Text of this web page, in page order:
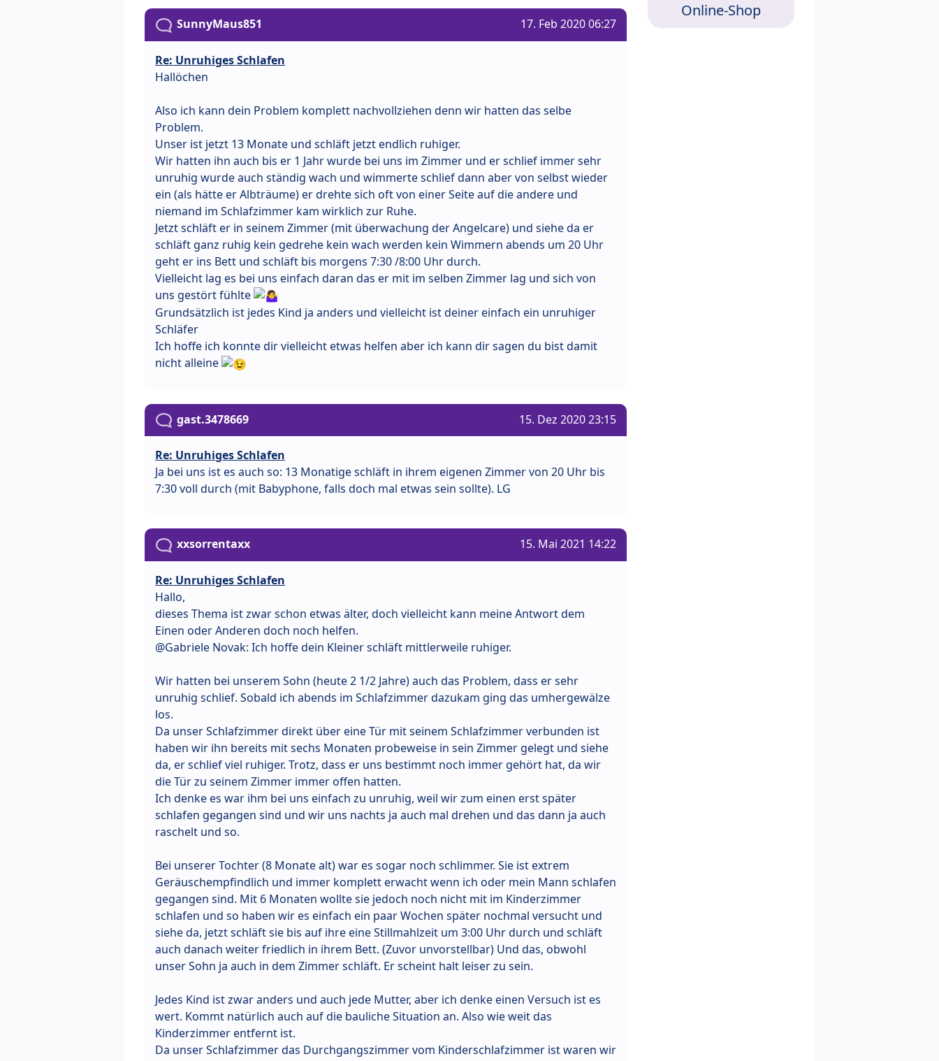
SunnyMaus851 17. Feb 2020 06:27
Re: Unruhiges Schlafen
Hallöchen
Also ich kann dein Problem komplett nachvollziehen denn wir hatten das selbe
Problem.
Unser ist jetzt 13 Monate und schläft jetzt endlich ruhiger.
Wir hatten ihn auch bis er 1 Jahr wurde bei uns im Zimmer und er schlief immer sehr
unruhig wurde auch ständig wach und wimmerte schlief dann aber von selbst wieder
ein (als hätte er Albträume) er drehte sich oft von einer Seite auf die andere und
niemand im Schlafzimmer kam wirklich zur Ruhe.
Jetzt schläft er in seinem Zimmer (mit überwachung der Angelcare) und siehe da er
schläft ganz ruhig kein gedrehe kein wach werden kein Wimmern abends um 20 Uhr
geht er ins Bett und schläft bis morgens 7:30 /8:00 Uhr durch.
Vielleicht lag es bei uns einfach daran das er mit im selben Zimmer lag und sich von
uns gestört fühlte
Grundsätzlich ist jedes Kind ja anders und vielleicht ist deiner einfach ein unruhiger
Schläfer
Ich hoffe ich konnte dir vielleicht etwas helfen aber ich kann dir sagen du bist damit
nicht alleine
gast.3478669 15. Dez 2020 23:15
Re: Unruhiges Schlafen
Ja bei uns ist es auch so: 13 Monatige schläft in ihrem eigenen Zimmer von 20 Uhr bis
7:30 voll durch (mit Babyphone, falls doch mal etwas sein sollte). LG
xxsorrentaxx 15. Mai 2021 14:22
Re: Unruhiges Schlafen
Hallo,
dieses Thema ist zwar schon etwas älter, doch vielleicht kann meine Antwort dem
Einen oder Anderen doch noch helfen.
@Gabriele Novak: Ich hoffe dein Kleiner schläft mittlerweile ruhiger.
Wir hatten bei unserem Sohn (heute 2 1/2 Jahre) auch das Problem, dass er sehr
unruhig schlief. Sobald ich abends im Schlafzimmer dazukam ging das umhergewälze
los.
Da unser Schlafzimmer direkt über eine Tür mit seinem Schlafzimmer verbunden ist
haben wir ihn bereits mit sechs Monaten probeweise in sein Zimmer gelegt und siehe
da, er schlief viel ruhiger. Trotz, dass er uns bestimmt noch immer gehört hat, da wir
die Tür zu seinem Zimmer immer offen hatten.
Ich denke es war ihm bei uns einfach zu unruhig, weil wir zum einen erst später
schlafen gegangen sind und wir uns nachts ja auch mal drehen und das dann ja auch
raschelt und so.
Bei unserer Tochter (8 Monate alt) war es sogar noch schlimmer. Sie ist extrem
Geräuschempfindlich und immer komplett erwacht wenn ich oder mein Mann schlafen
gegangen sind. Mit 6 Monaten wollte sie jedoch noch nicht mit im Kinderzimmer
schlafen und so haben wir es einfach ein paar Wochen später nochmal versucht und
siehe da, jetzt schläft sie bis auf ihre eine Stillmahlzeit um 3:00 Uhr durch und schläft
auch danach weiter friedlich in ihrem Bett. (Zuvor unvorstellbar) Und das, obwohl
unser Sohn ja auch in dem Zimmer schläft. Er scheint halt leiser zu sein.
Jedes Kind ist zwar anders und auch jede Mutter, aber ich denke einen Versuch ist es
wert. Kommt natürlich auch auf die bauliche Situation an. Also wie weit das
Kinderzimmer entfernt ist.
Da unser Schlafzimmer das Durchgangszimmer vom Kinderschlafzimmer ist waren wir
Online-Shop